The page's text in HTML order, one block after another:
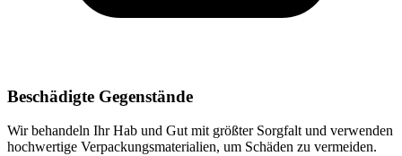
Beschädigte Gegenstände
Wir behandeln Ihr Hab und Gut mit größter Sorgfalt und verwenden
hochwertige Verpackungsmaterialien, um Schäden zu vermeiden.